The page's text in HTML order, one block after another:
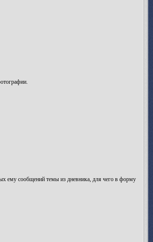
ему сообщений темы из дневника, для чего в форму